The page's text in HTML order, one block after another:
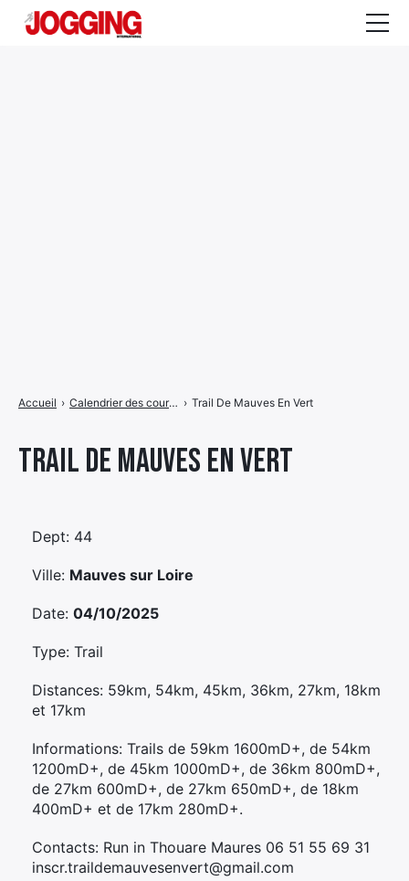
Trail De Mauves En Vert
Accueil › Calendrier des courses › Trail De Mauves En Vert
Dept: 44
Ville: Mauves sur Loire
Date: 04/10/2025
Type: Trail
Distances: 59km, 54km, 45km, 36km, 27km, 18km
et 17km
Informations: Trails de 59km 1600mD+, de 54km
1200mD+, de 45km 1000mD+, de 36km 800mD+,
de 27km 600mD+, de 27km 650mD+, de 18km
400mD+ et de 17km 280mD+.
Contacts: Run in Thouare Maures 06 51 55 69 31
inscr.traildemauvesenvert@gmail.com
de
Élément
Élément